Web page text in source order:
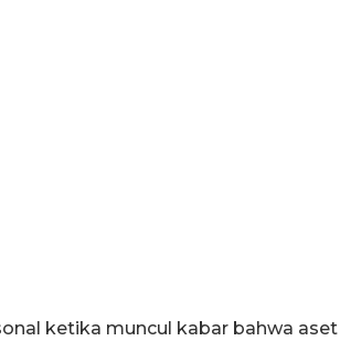
ketika muncul kabar bahwa